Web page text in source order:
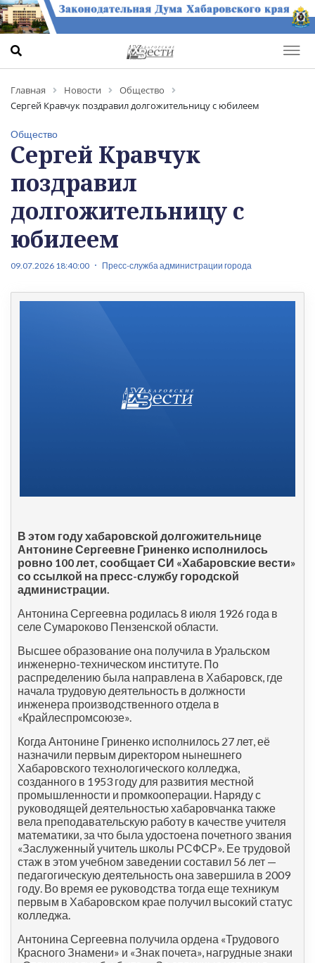
Главная Новости
Общество
Сергей Кравчук поздравил долгожительницу с юбилеем
Общество
Сергей Кравчук
поздравил
долгожительницу с
юбилеем
09.07.2026 18:40:00 Пресс-служба администрации города
В этом году хабаровской долгожительнице
Антонине Сергеевне Гриненко исполнилось
ровно 100 лет, сообщает СИ «Хабаровские вести»
со ссылкой на пресс-службу городской
администрации.
Антонина Сергеевна родилась 8 июля 1926 года в
селе Сумароково Пензенской области.
Высшее образование она получила в Уральском
инженерно-техническом институте. По
распределению была направлена в Хабаровск, где
начала трудовую деятельность в должности
инженера производственного отдела в
«Крайлеспромсоюзе».
Когда Антонине Гриненко исполнилось 27 лет, её
назначили первым директором нынешнего
Хабаровского технологического колледжа,
созданного в 1953 году для развития местной
промышленности и промкооперации. Наряду с
руководящей деятельностью хабаровчанка также
вела преподавательскую работу в качестве учителя
математики, за что была удостоена почетного звания
«Заслуженный учитель школы РСФСР». Ее трудовой
стаж в этом учебном заведении составил 56 лет —
педагогическую деятельность она завершила в 2009
году. Во время ее руководства тогда еще техникум
первым в Хабаровском крае получил высокий статус
колледжа.
Антонина Сергеевна получила ордена «Трудового
Красного Знамени» и «Знак почета», нагрудные знаки